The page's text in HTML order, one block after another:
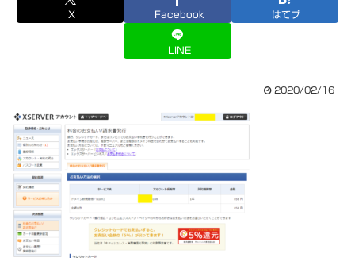
X Facebook はてブ
LINE
2020/02/16